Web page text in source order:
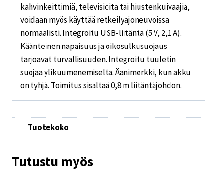
kahvinkeittimiä, televisioita tai hiustenkuivaajia,
voidaan myös käyttää retkeilyajoneuvoissa
normaalisti. Integroitu USB-liitäntä (5 V, 2,1 A).
Käänteinen napaisuus ja oikosulkusuojaus
tarjoavat turvallisuuden. Integroitu tuuletin
suojaa ylikuumenemiselta. Äänimerkki, kun akku
on tyhjä. Toimitus sisältää 0,8 m liitäntäjohdon.
Tuotekoko
Tutustu myös